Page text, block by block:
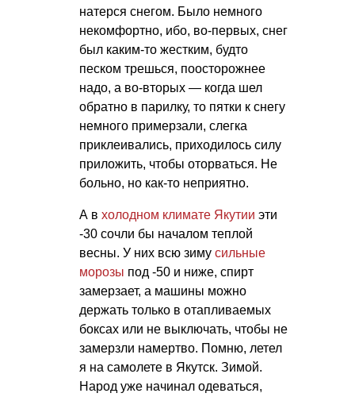
натерся снегом. Было немного
некомфортно, ибо, во-первых, снег
был каким-то жестким, будто
песком трешься, поосторожнее
надо, а во-вторых — когда шел
обратно в парилку, то пятки к снегу
немного примерзали, слегка
приклеивались, приходилось силу
приложить, чтобы оторваться. Не
больно, но как-то неприятно.
А в холодном климате Якутии эти
-30 сочли бы началом теплой
весны. У них всю зиму сильные
морозы под -50 и ниже, спирт
замерзает, а машины можно
держать только в отапливаемых
боксах или не выключать, чтобы не
замерзли намертво. Помню, летел
я на самолете в Якутск. Зимой.
Народ уже начинал одеваться,